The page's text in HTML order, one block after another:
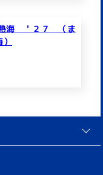
海 ＇２７ （ま